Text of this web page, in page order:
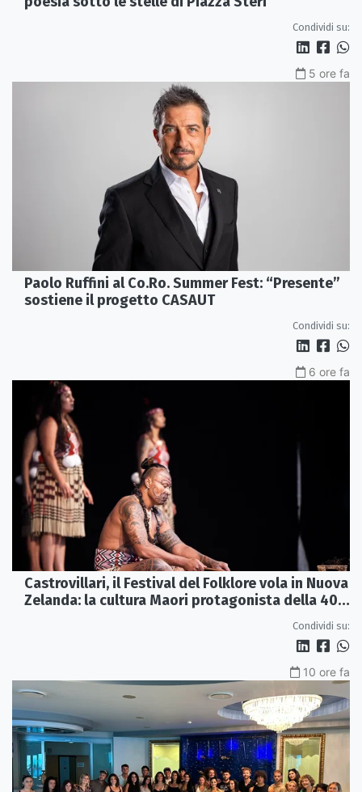
Condividi su:
5 ore fa
Paolo Ruffini al Co.Ro. Summer Fest: “Presente”
sostiene il progetto CASAUT
Condividi su:
6 ore fa
Castrovillari, il Festival del Folklore vola in Nuova
Zelanda: la cultura Maori protagonista della 40ª
Condividi su:
10 ore fa